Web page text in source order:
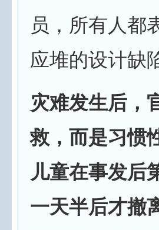
员，所有人都
应堆的设计缺
灾难发生后，
救，而是习惯
儿童在事发后
一天半后才撤